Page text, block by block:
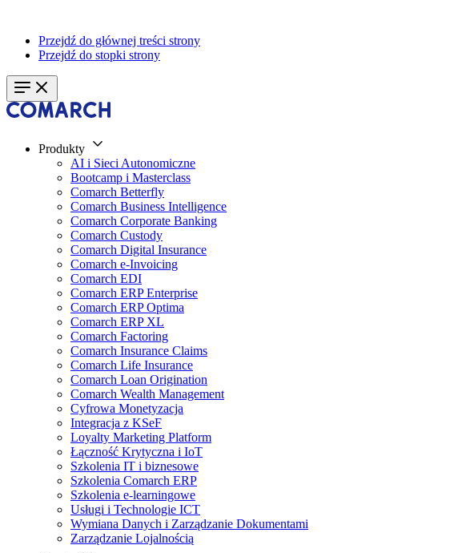
Przejdź do głównej treści strony
Przejdź do stopki strony
Produkty
AI i Sieci Autonomiczne
Bootcamp i Masterclass
Comarch Betterfly
Comarch Business Intelligence
Comarch Corporate Banking
Comarch Custody
Comarch Digital Insurance
Comarch e-Invoicing
Comarch EDI
Comarch ERP Enterprise
Comarch ERP Optima
Comarch ERP XL
Comarch Factoring
Comarch Insurance Claims
Comarch Life Insurance
Comarch Loan Origination
Comarch Wealth Management
Cyfrowa Monetyzacja
Integracja z KSeF
Loyalty Marketing Platform
Łączność Krytyczna i IoT
Szkolenia IT i biznesowe
Szkolenia Comarch ERP
Szkolenia e-learningowe
Usługi i Technologie ICT
Wymiana Danych i Zarządzanie Dokumentami
Zarządzanie Lojalnością